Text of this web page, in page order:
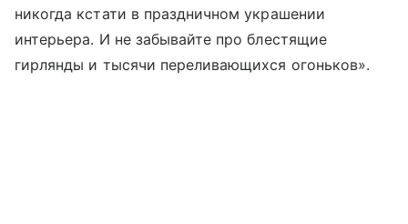
никогда кстати в праздничном украшении
интерьера. И не забывайте про блестящие
гирлянды и тысячи переливающихся огоньков».